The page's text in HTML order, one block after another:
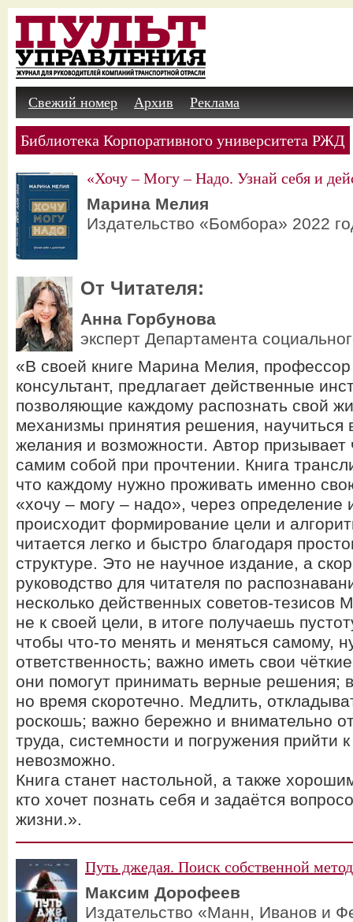
Свежий номер Архив Реклама
Библиотека Корпоративного университета РЖД
«Хочу – Могу – Надо. Узнай себя и
Марина Мелия
Издательство «Бомбора» 2022
От Читателя:
Анна Горбунова
эксперт Департамента
«В своей книге Марина Мелия, профессор
консультант, предлагает действенные
позволяющие каждому распознать свой
механизмы принятия решения, научиться
желания и возможности. Автор призывает
самим собой при прочтении. Книга
что каждому нужно проживать именно
«хочу – могу – надо», через определение
происходит формирование цели и
читается легко и быстро благодаря
структуре. Это не научное издание, а
руководство для читателя по
несколько действенных советов-тезисов
не к своей цели, в итоге получаешь
чтобы что-то менять и меняться самому,
ответственность; важно иметь свои
они помогут принимать верные решения;
но время скоротечно. Медлить,
роскошь; важно бережно и внимательно
труда, системности и погружения прийти
невозможно.
Книга станет настольной, а также
кто хочет познать себя и задаётся
жизни.».
Путь джедая. Поиск собственной
Максим Дорофеев
Издательство «Манн, Иванов и